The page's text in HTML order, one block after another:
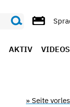
AKTIV VIDEOS
» Seite